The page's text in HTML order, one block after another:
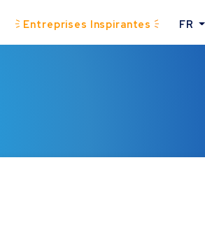
Entreprises Inspirantes FR